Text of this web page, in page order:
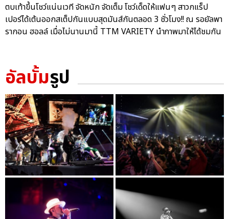
ตบเท้าขึ้นโชว์แน่นเวที จัดหนัก จัดเต็ม โชว์เด็ดให้แฟนๆ สาวกแร็ป
เปอร์ได้เต้นออกสเต็ปกันแบบสุดมันส์กันตลอด 3 ชั่วโมง!! ณ รอยัลพา
รากอน ฮอลล์ เมื่อไม่นานมานี้ TTM VARIETY นำภาพมาให้ได้ชมกัน
อัลบั้มรูป